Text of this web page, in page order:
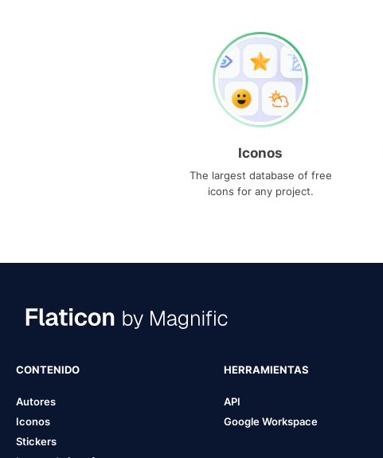
Iconos
The largest database of free
icons for any project.
CONTENIDO
Autores
Iconos
Stickers
HERRAMIENTAS
API
Google Workspace